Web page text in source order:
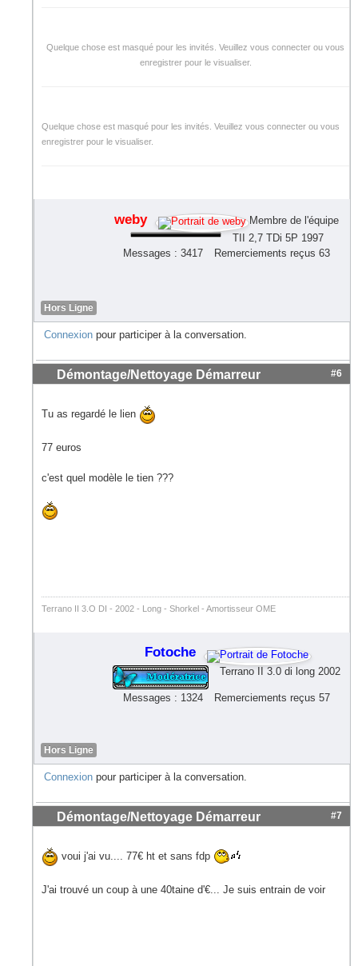
Quelque chose est masqué pour les invités. Veuillez vous connecter ou vous
enregistrer pour le visualiser.
Quelque chose est masqué pour les invités. Veuillez vous connecter ou vous
enregistrer pour le visualiser.
weby
Membre de l'équipe
TII 2,7 TDi 5P 1997
Messages : 3417
Remerciements reçus 63
Hors Ligne
Connexion pour participer à la conversation.
Démontage/Nettoyage Démarreur #6
Tu as regardé le lien
77 euros
c'est quel modèle le tien ???
Terrano II 3.O DI - 2002 - Long - Shorkel - Amortisseur OME
Fotoche
Terrano II 3.0 di long 2002
Messages : 1324 Remerciements reçus 57
Hors Ligne
Connexion pour participer à la conversation.
Démontage/Nettoyage Démarreur #7
voui j'ai vu.... 77€ ht et sans fdp
J'ai trouvé un coup à une 40taine d'€... Je suis entrain de voir